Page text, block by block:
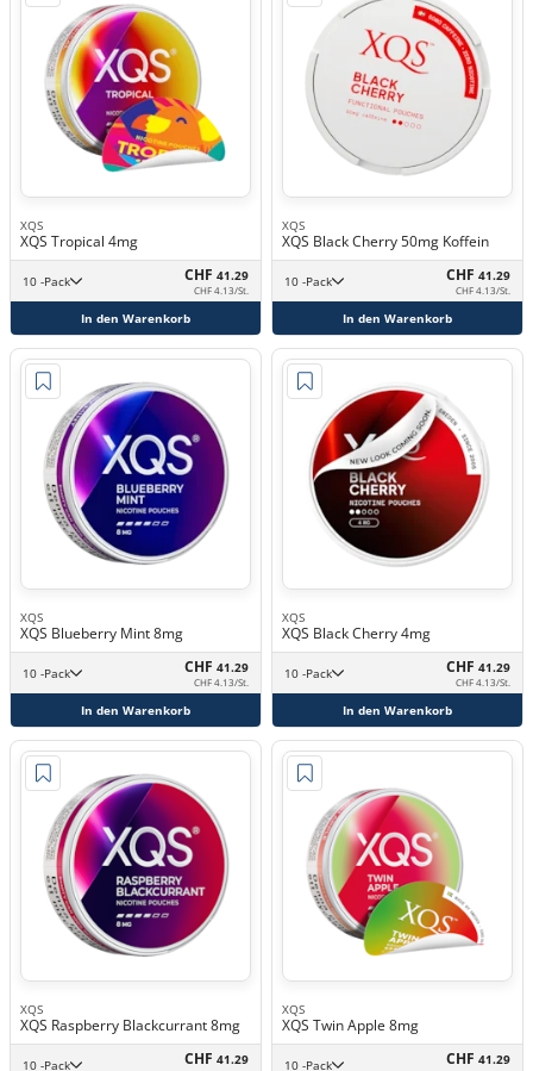
XQS
XQS Tropical 4mg
10 -Pack CHF 41.29
CHF 4.13/St.
In den Warenkorb
XQS
XQS Black Cherry 50mg Koffein
10 -Pack CHF 41.29
CHF 4.13/St.
In den Warenkorb
XQS
XQS Blueberry Mint 8mg
10 -Pack CHF 41.29
CHF 4.13/St.
In den Warenkorb
XQS
XQS Black Cherry 4mg
10 -Pack CHF 41.29
CHF 4.13/St.
In den Warenkorb
XQS
XQS Raspberry Blackcurrant 8mg
10 -Pack CHF 41.29
XQS
XQS Twin Apple 8mg
10 -Pack CHF 41.29